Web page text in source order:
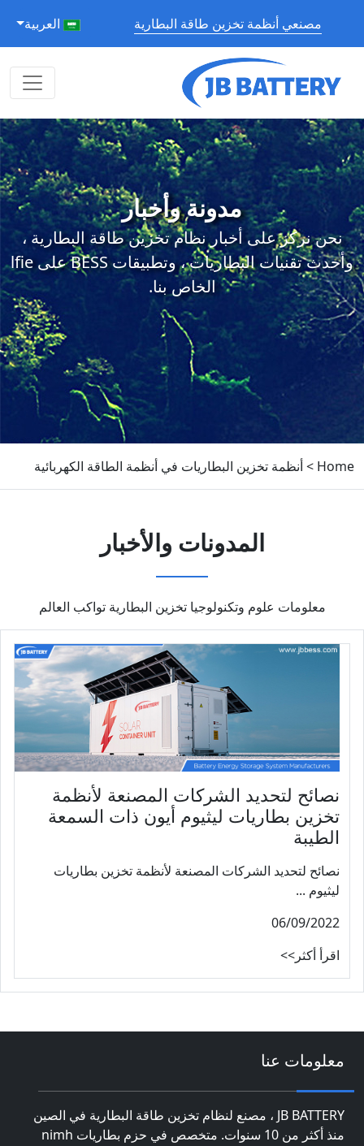
مصنعي أنظمة تخزين طاقة البطارية العربية
مدونة وأخبار
نحن نركز على أخبار نظام تخزين طاقة البطارية ،
وأحدث تقنيات البطاريات ، وتطبيقات BESS على lfie
الخاص بنا.
Home
>أنظمة تخزين البطاريات في أنظمة الطاقة الكهربائية
المدونات والأخبار
معلومات علوم وتكنولوجيا تخزين البطارية تواكب العالم
نصائح لتحديد الشركات المصنعة لأنظمة
تخزين بطاريات ليثيوم أيون ذات السمعة
الطيبة
نصائح لتحديد الشركات المصنعة لأنظمة تخزين بطاريات
ليثيوم ...
06/09/2022
اقرأ أكثر>>
معلومات عنا
JB BATTERY ، مصنع لنظام تخزين طاقة البطارية في الصين
منذ أكثر من 10 سنوات. متخصص في حزم بطاريات nimh